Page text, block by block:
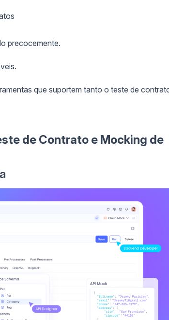
precocemente.
que suportem tanto o teste de
de Contrato e Mocking de